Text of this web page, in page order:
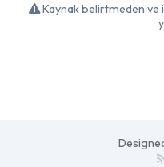
Kaynak belirtmeden ve